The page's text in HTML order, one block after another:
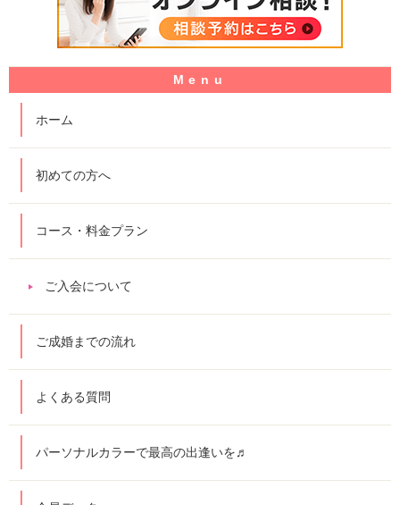
ホーム
初めての方へ
コース・料金プラン
ご入会について
ご成婚までの流れ
よくある質問
パーソナルカラーで最高の出逢いを♬